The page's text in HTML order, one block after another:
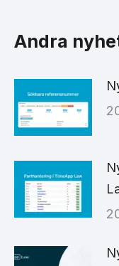
Andra